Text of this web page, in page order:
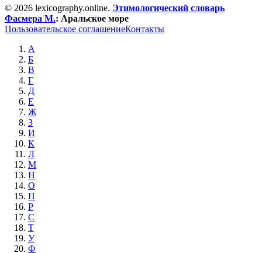
© 2026 lexicography.online. Этимологический словарь
Фасмера М.: Аральское море
Пользовательское соглашениеКонтакты
А
Б
В
Г
Д
Е
Ж
З
И
К
Л
М
Н
О
П
Р
С
Т
У
Ф